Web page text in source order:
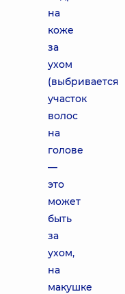
на
коже
за
ухом
(выбривается
участок
волос
на
голове
—
это
может
быть
за
ухом,
на
макушке